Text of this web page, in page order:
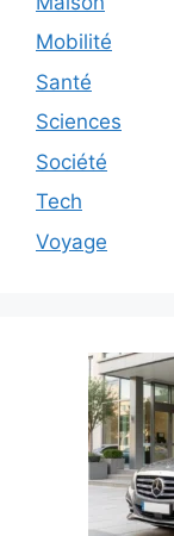
Mobilité
Santé
Sciences
Société
Tech
Voyage